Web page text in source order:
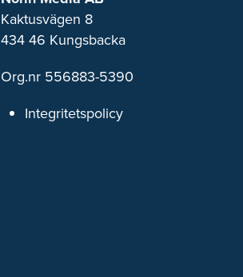
Kaktusvägen 8
434 46 Kungsbacka
Org.nr 556883-5390
Integritetspolicy